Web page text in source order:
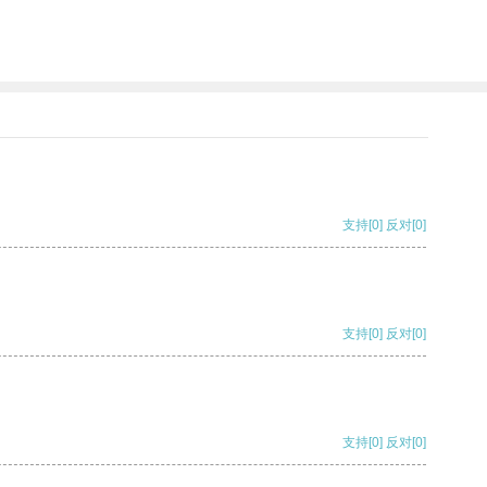
支持[0] 反对[0]
支持[0] 反对[0]
支持[0] 反对[0]